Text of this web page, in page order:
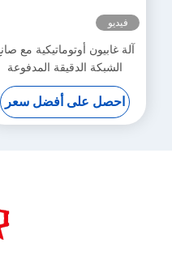
فيديو
آلة غابيون أوتوماتيكية مع صانع
الشبكة الدقيقة المدفوعة
بالسيرو 5.3m عرض أقصى
احصل على أفضل سعر